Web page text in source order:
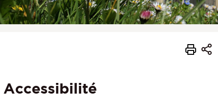
Accessibilité